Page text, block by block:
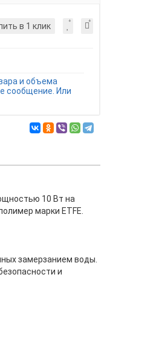
в 1 клик
и объема
сообщение. Или
10 Вт на
марки ETFE.
замерзанием воды.
и